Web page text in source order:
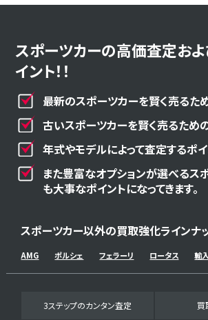
スポーツカーの高価査定お
イント！！
最新のスポーツカーを賢く売るた
古いスポーツカーを賢く売るため
年式やモデルによって査定するポイ
また豊富なオプションが選べるス
も大事なポイントになってきます。
スポーツカー以外の買取強化ラインナ
AMG ポルシェ フェラーリ ロータス 輸
3ステップのカンタン査定 買